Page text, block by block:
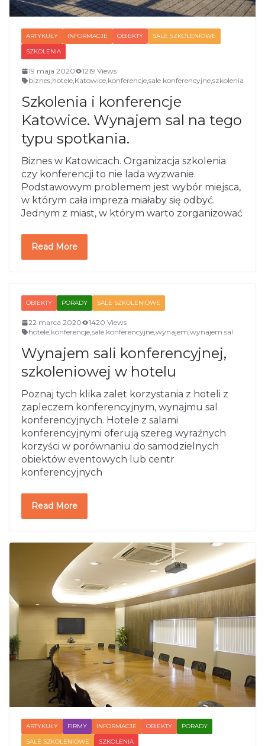
ARTYKUŁY INFORMACJE OBIEKTY
SALE SZKOLENIOWE
SZKOLENIA
19 maja 2020
1219 Views
biznes hotele Katowice konferencje sale konferencyjne szkolenia
Szkolenia i konferencje
Katowice. Wynajem sal na tego
typu spotkania.
Biznes w Katowicach. Organizacja szkolenia
czy konferencji to nie lada wyzwanie.
Podstawowym problemem jest wybór miejsca,
w którym cała impreza miałaby się odbyć.
Jednym z miast, w którym warto zorganizować
Read More
OBIEKTY PORADY SALE SZKOLENIOWE
22 marca 2020
1420 Views
hotele konferencje sale konferencyjne wynajem wynajem sal
Wynajem sali konferencyjnej,
szkoleniowej w hotelu
Poznaj tych klika zalet korzystania z hoteli z
zapleczem konferencyjnym, wynajmu sal
konferencyjnych. Hotele z salami
konferencyjnymi oferują szereg wyraźnych
korzyści w porównaniu do samodzielnych
obiektów eventowych lub centr
konferencyjnych
Read More
ARTYKUŁY FIRMY INFORMACJE OBIEKTY
PORADY
SALE SZKOLENIOWE
SZKOLENIA